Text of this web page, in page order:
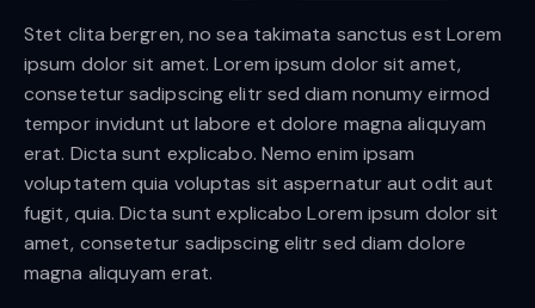
Stet clita bergren, no sea takimata sanctus est Lorem
ipsum dolor sit amet. Lorem ipsum dolor sit amet,
consetetur sadipscing elitr sed diam nonumy eirmod
tempor invidunt ut labore et dolore magna aliquyam
erat. Dicta sunt explicabo. Nemo enim ipsam
voluptatem quia voluptas sit aspernatur aut odit aut
fugit, quia. Dicta sunt explicabo Lorem ipsum dolor sit
amet, consetetur sadipscing elitr sed diam dolore
magna aliquyam erat.